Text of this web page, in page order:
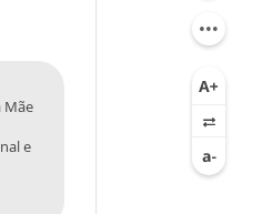
Mãe
e